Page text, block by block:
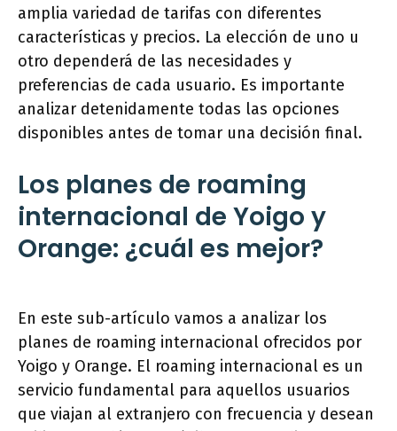
amplia variedad de tarifas con diferentes
características y precios. La elección de uno u
otro dependerá de las necesidades y
preferencias de cada usuario. Es importante
analizar detenidamente todas las opciones
disponibles antes de tomar una decisión final.
Los planes de roaming
internacional de Yoigo y
Orange: ¿cuál es mejor?
En este sub-artículo vamos a analizar los
planes de roaming internacional ofrecidos por
Yoigo y Orange. El roaming internacional es un
servicio fundamental para aquellos usuarios
que viajan al extranjero con frecuencia y desean